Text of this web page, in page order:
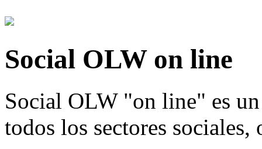
Social OLW on line
Social OLW "on line" es
todos los sectores sociales,